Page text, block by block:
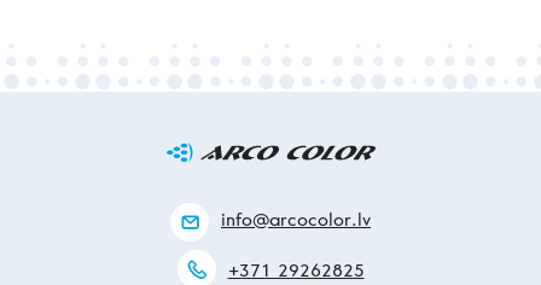
info@arcocolor.lv
+371 29262825